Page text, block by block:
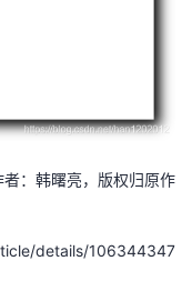
：韩曙亮，版权归原作
details/106344347